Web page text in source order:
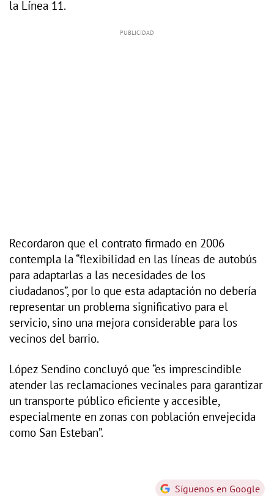
la Línea 11.
Recordaron que el contrato firmado en 2006
contempla la “flexibilidad en las líneas de autobús
para adaptarlas a las necesidades de los
ciudadanos”, por lo que esta adaptación no debería
representar un problema significativo para el
servicio, sino una mejora considerable para los
vecinos del barrio.
López Sendino concluyó que “es imprescindible
atender las reclamaciones vecinales para garantizar
un transporte público eficiente y accesible,
especialmente en zonas con población envejecida
como San Esteban”.
Síguenos en Google